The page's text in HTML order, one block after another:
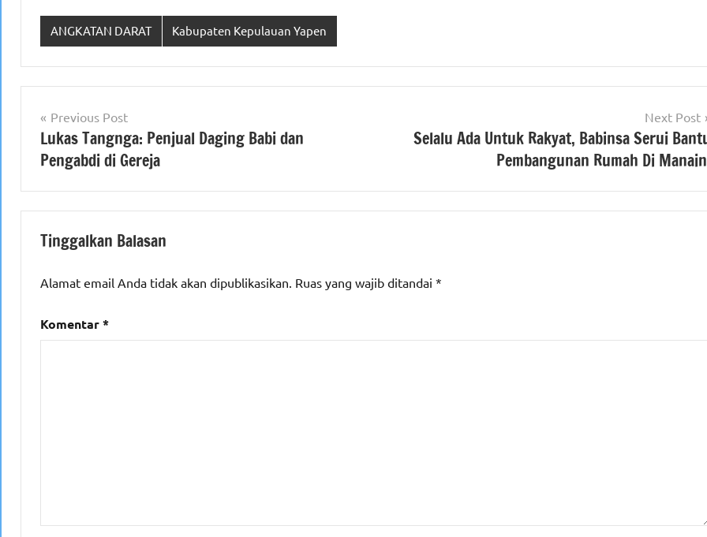
ANGKATAN DARAT Kabupaten Kepulauan Yapen
Navigasi
pos
Previous Post
Lukas Tangnga: Penjual Daging Babi dan
Pengabdi di Gereja
Next Post
Selalu Ada Untuk Rakyat, Babinsa Serui
Pembangunan Rumah Di
Tinggalkan Balasan
Alamat email Anda tidak akan dipublikasikan. Ruas yang wajib ditandai *
Komentar*